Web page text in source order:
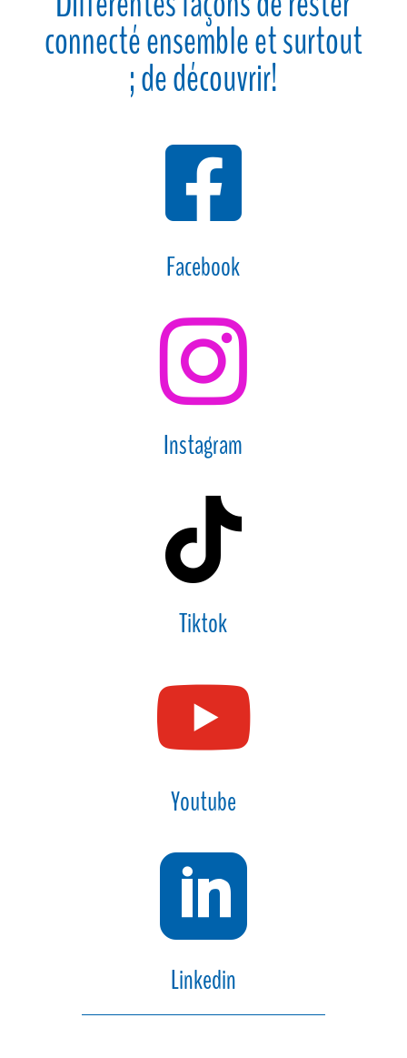
connecté ensemble et surtout
; de découvrir!

Facebook

Instagram

Tiktok

Youtube

Linkedin